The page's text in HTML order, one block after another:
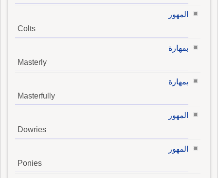
المهور
Colts
بمهارة
Masterly
بمهارة
Masterfully
المهور
Dowries
المهور
Ponies